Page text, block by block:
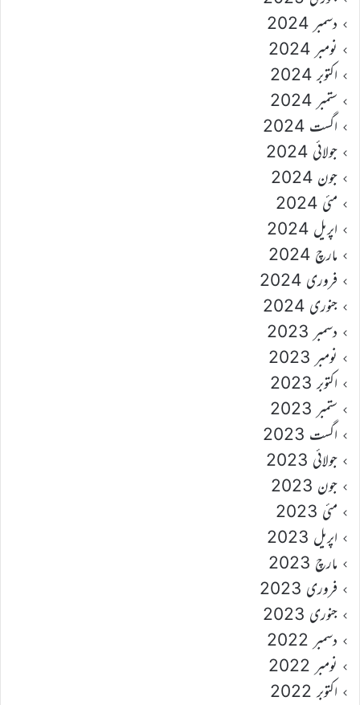
دسمبر 2024
نومبر 2024
اکتوبر 2024
ستمبر 2024
اگست 2024
جولائی 2024
جون 2024
مئی 2024
اپریل 2024
مارچ 2024
فروری 2024
جنوری 2024
دسمبر 2023
نومبر 2023
اکتوبر 2023
ستمبر 2023
اگست 2023
جولائی 2023
جون 2023
مئی 2023
اپریل 2023
مارچ 2023
فروری 2023
جنوری 2023
دسمبر 2022
نومبر 2022
اکتوبر 2022